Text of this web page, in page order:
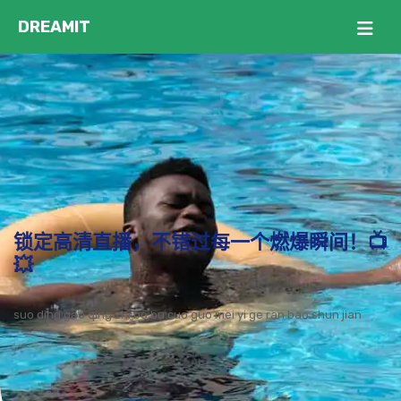
锁定高清直播，不错过每一个燃爆瞬间！📺
💥
suo ding gao qing zhi bo bu cuo guo mei yi ge ran bao shun jian